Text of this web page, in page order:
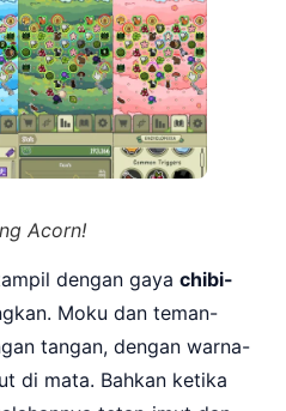
Acorn!
dengan gaya chibi-
Moku dan teman-
tangan, dengan warna-
di mata. Bahkan ketika